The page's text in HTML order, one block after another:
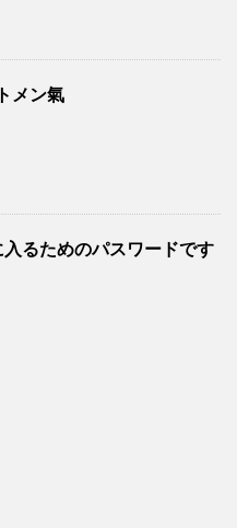
メン氣
るためのパスワードです